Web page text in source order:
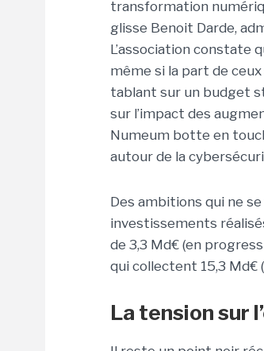
transformation
glisse Benoit Darde,
L’association constate
même si la part de
tablant sur un budget
sur l’impact des
Numeum botte en
autour de la
Des ambitions qui ne
investissements
de 3,3 Md€ (en
qui collectent 15,3 Md€
La tension sur